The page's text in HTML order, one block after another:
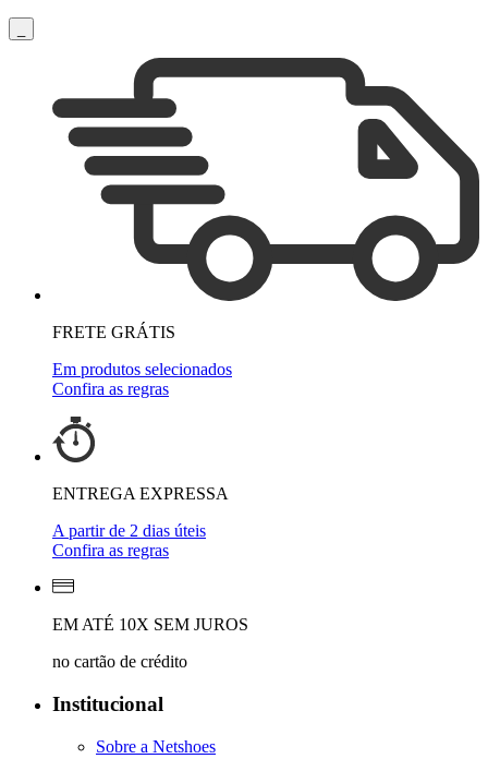
FRETE GRÁTIS
Em produtos selecionados
Confira as regras
ENTREGA EXPRESSA
A partir de 2 dias úteis
Confira as regras
EM ATÉ 10X SEM JUROS
no cartão de crédito
Institucional
Sobre a Netshoes